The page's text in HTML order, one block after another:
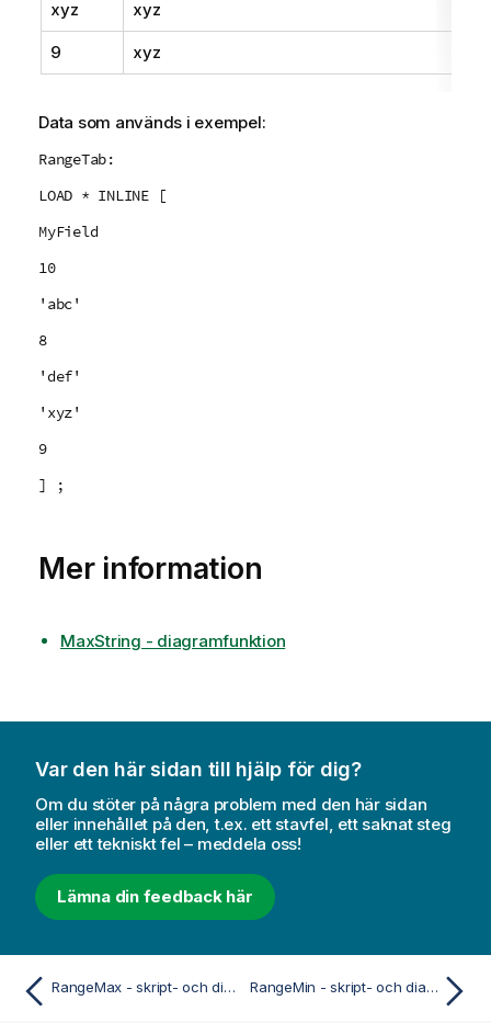
xyz xyz
9 xyz
Data som används i exempel:
RangeTab:
LOAD * INLINE [
MyField
10
'abc'
8
'def'
'xyz'
9
] ;
Mer information
MaxString - diagramfunktion
Var den här sidan till hjälp för dig?
Om du stöter på några problem med den här sidan
eller innehållet på den, t.ex. ett stavfel, ett saknat steg
eller ett tekniskt fel – meddela oss!
Lämna din feedback här
RangeMax - skript- och diagramfunktion RangeMin - skript- och diagramfunktion